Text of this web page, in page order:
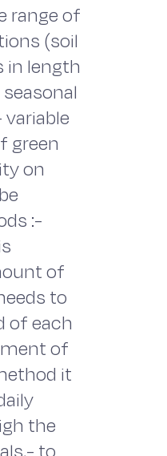
range of
(soil
in length
green
on
:-
of
to
of each
of
it
the